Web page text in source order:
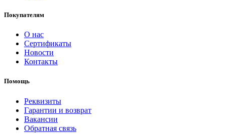
Покупателям
О нас
Сертификаты
Новости
Контакты
Помощь
Реквизиты
Гарантии и возврат
Вакансии
Обратная связь